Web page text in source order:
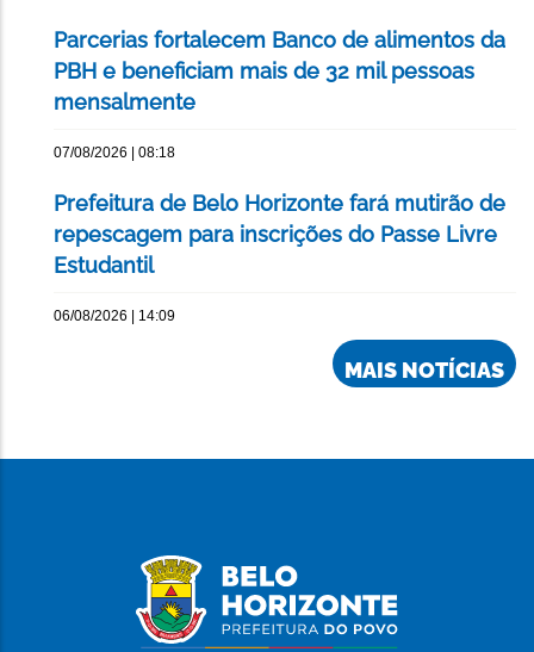
Parcerias fortalecem Banco de alimentos da
PBH e beneficiam mais de 32 mil pessoas
mensalmente
07/08/2026 | 08:18
Prefeitura de Belo Horizonte fará mutirão de
repescagem para inscrições do Passe Livre
Estudantil
06/08/2026 | 14:09
MAIS NOTÍCIAS